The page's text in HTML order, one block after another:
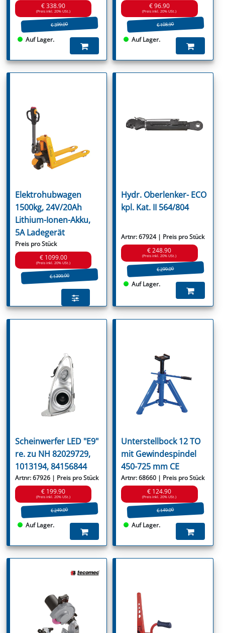
€ 338.90
(Preis inkl. 20% USt.)
€ 399.00
Auf Lager.
€ 96.90
(Preis inkl. 20% USt.)
€ 108.90
Auf Lager.
Elektrohubwagen
1500kg, 24V/20Ah
Lithium-Ionen-Akku,
5A Ladegerät
Preis pro Stück
€ 1099.00
(Preis inkl. 20% USt.)
€ 1399.00
Hydr. Oberlenker- ECO
kpl. Kat. II 564/804
Artnr: 67924 | Preis pro Stück
€ 248.90
(Preis inkl. 20% USt.)
€ 299.00
Auf Lager.
Scheinwerfer LED "E9"
re. zu NH 82029729,
1013194, 84156844
Artnr: 67926 | Preis pro Stück
€ 199.90
(Preis inkl. 20% USt.)
€ 249.00
Auf Lager.
Unterstellbock 12 TO
mit Gewindespindel
450-725 mm CE
Artnr: 68660 | Preis pro Stück
€ 124.90
(Preis inkl. 20% USt.)
€ 149.00
Auf Lager.